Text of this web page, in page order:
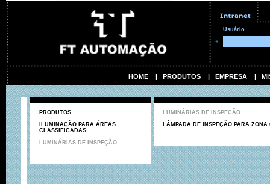
Usuário
HOME| PRODUTOS| EMPRESA|
PRODUTOS
ILUMINAÇÃO PARA ÁREAS
CLASSIFICADAS
LUMINÁRIAS DE INSPEÇÃO
LUMINÁRIAS DE INSPEÇÃO
LÂMPADA DE INSPEÇÃO PARA ZONA